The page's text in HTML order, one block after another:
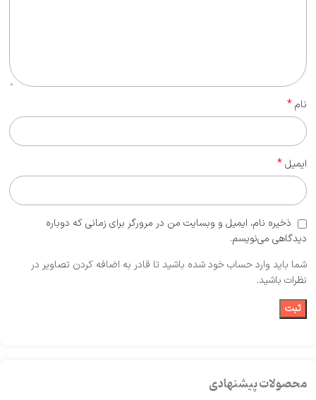
نام*
ایمیل*
ذخیره نام، ایمیل و وبسایت من در مرورگر برای زمانی که دوباره
دیدگاهی می‌نویسم.
شما باید وارد حساب خود شده باشید تا قادر به اضافه کردن تصاویر در
نظرات باشید.
محصولات پیشنهادی